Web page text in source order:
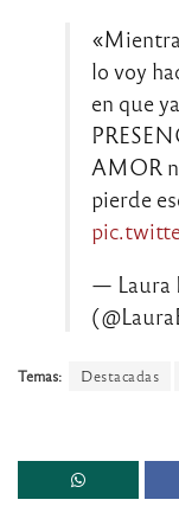
lo voy
en que
AMOR
pierde
— Laura
Temas: Destacadas